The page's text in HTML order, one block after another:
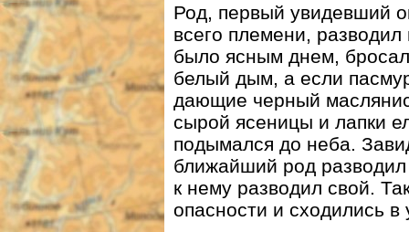
Род, первый увидевший
всего племени,
было ясным днем,
белый дым, а если
дающие черный
сырой ясеницы и лапки
подымался до неба.
ближайший род
к нему разводил свой.
опасности и сходились